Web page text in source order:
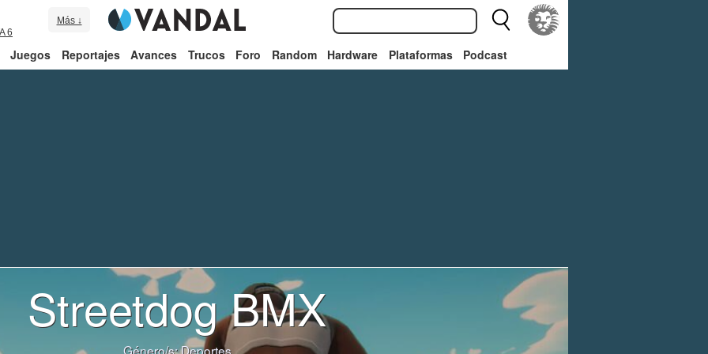
6
Más ↓
Juegos Reportajes Avances Trucos Foro Random Hardware Plataformas Podcast
Streetdog BMX
Género/s:Deportes